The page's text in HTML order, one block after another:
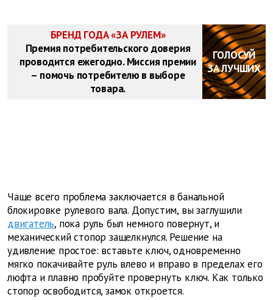
БРЕНД ГОДА «ЗА РУЛЕМ»
Премия потребительского доверия
проводится ежегодно. Миссия премии
– помочь потребителю в выборе
товара.
ГОЛОСУЙ
ЗА ЛУЧШИХ
Чаще всего проблема заключается в банальной
блокировке рулевого вала. Допустим, вы заглушили
двигатель, пока руль был немного повернут, и
механический стопор защелкнулся. Решение на
удивление простое: вставьте ключ, одновременно
мягко покачивайте руль влево и вправо в пределах его
люфта и плавно пробуйте провернуть ключ. Как только
стопор освободится, замок откроется.